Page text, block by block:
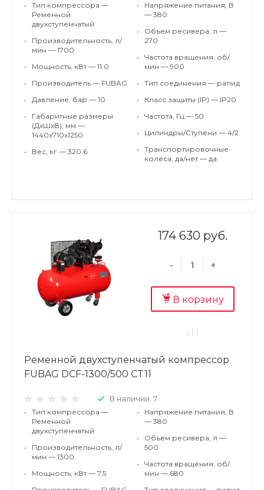
•
Тип компрессора —
Ременной
двухступенчатый
•
Производительность, л/
мин — 1700
•
Мощность, кВт — 11.0
•
Производитель — FUBAG
•
Давление, бар — 10
•
Габаритные размеры
(ДхШхВ), мм —
1440х710х1250
•
Вес, кг — 320.6
•
Напряжение питания, В
— 380
•
Объем ресивера, л —
270
•
Частота вращения, об/
мин — 900
•
Тип соединения — рапид
•
Класс защиты (IP) — IP20
•
Частота, Гц — 50
•
Цилиндры/Ступени — 4/2
•
Транспортировочные
колеса, да/нет — да
174 630 руб.
- +
В корзину
Ременной двухступенчатый компрессор
FUBAG DCF-1300/500 CT11
В наличии: 7
•
Тип компрессора —
Ременной
двухступенчатый
•
Производительность, л/
мин — 1300
•
Мощность, кВт — 7.5
•
Напряжение питания, В
— 380
•
Объем ресивера, л —
500
•
Частота вращения, об/
мин — 680